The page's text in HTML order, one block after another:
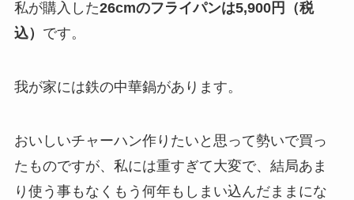
私が購入した26cmのフライパンは5,900円（税
込） です。
我が家には鉄の中華鍋があります。
おいしいチャーハン作りたいと思って勢いで買っ
たものですが、私には重すぎて大変で、結局あま
り使う事もなくもう何年もしまい込んだままにな